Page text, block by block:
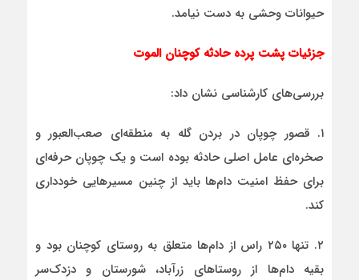
حیوانات وحشی به دست نیامد.
جزئیات پشت پرده حادثه کوچنان الموت
بررسی‌های کارشناسی نشان داد:
۱. قصور چوپان در بردن گله به منطقه‌ای صعب‌العبور و
صخره‌ای عامل اصلی حادثه بوده است و یک چوپان حرفه‌ای
برای حفظ امنیت دام‌ها باید از چنین مسیرهایی خودداری
کند.
۲. تنها ۲۵۰ راس از دام‌ها متعلق به روستای کوچنان بود و
بقیه دام‌ها از روستاهای زرآباد، شورستان و دزدک‌سر